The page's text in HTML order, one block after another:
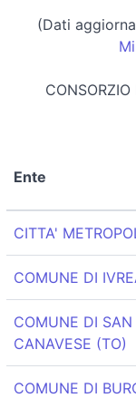
(Dati
Ente
CITTA'
COMUNE DI
COMUNE DI SAN
CANAVESE (TO)
COMUNE DI